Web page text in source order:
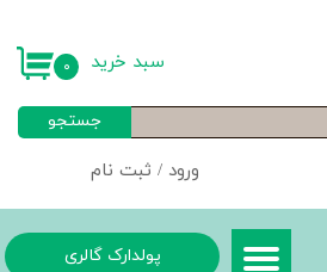
ورود / ثبت نام
جستجو
۰ سبد خرید
پولدارک گالری